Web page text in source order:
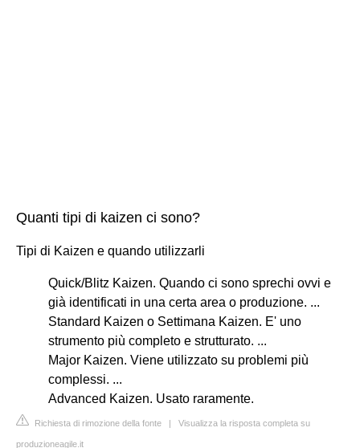
Quanti tipi di kaizen ci sono?
Tipi di Kaizen e quando utilizzarli
Quick/Blitz Kaizen. Quando ci sono sprechi ovvi e
già identificati in una certa area o produzione. ...
Standard Kaizen o Settimana Kaizen. E' uno
strumento più completo e strutturato. ...
Major Kaizen. Viene utilizzato su problemi più
complessi. ...
Advanced Kaizen. Usato raramente.
Richiesta di rimozione della fonte | Visualizza la risposta completa su
produzioneagile.it